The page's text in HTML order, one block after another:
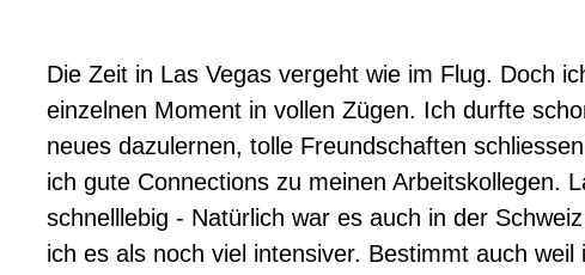
Die Zeit in Las Vegas vergeht wie im Flug. Doch
einzelnen Moment in vollen Zügen. Ich durfte
neues dazulernen, tolle Freundschaften
ich gute Connections zu meinen Arbeitskollegen.
schnelllebig - Natürlich war es auch in der
ich es als noch viel intensiver. Bestimmt auch